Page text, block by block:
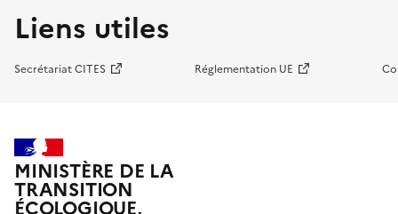
Liens utiles
Secrétariat CITES Réglementation UE
MINISTÈRE DE LA
TRANSITION
ÉCOLOGIQUE,